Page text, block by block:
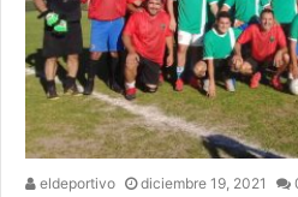
eldeportivo diciembre 19, 2021